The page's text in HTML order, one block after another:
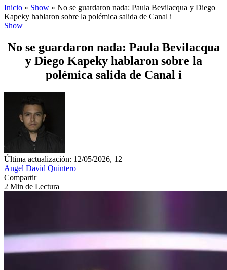
Inicio » Show » No se guardaron nada: Paula Bevilacqua y Diego
Kapeky hablaron sobre la polémica salida de Canal i
Show
No se guardaron nada: Paula Bevilacqua
y Diego Kapeky hablaron sobre la
polémica salida de Canal i
Última actualización: 12/05/2026, 12
Angel David Quintero
Compartir
2 Min de Lectura